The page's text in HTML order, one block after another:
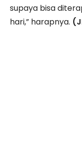
supaya bisa
hari,” harapnya.